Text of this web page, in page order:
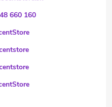
660 160